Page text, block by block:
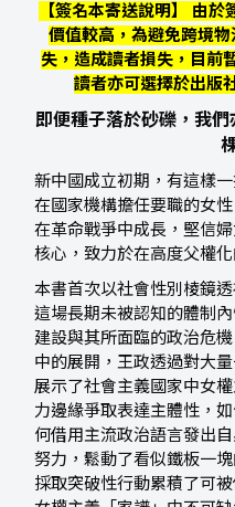
【簽名本寄送說明】 由
價值較高，為避免跨境
失，造成讀者損失，目前
讀者亦可選擇於出版
即便種子落於砂礫，我
新中國成立初期，有這樣
在國家機構擔任要職的女
在革命戰爭中成長，堅信
核心，致力於在高度父權
本書首次以社會性別棱鏡
這場長期未被認知的體制
建設與其所面臨的政治危
中的展開，王政透過對大
展示了社會主義國家中女
力邊緣爭取表達主體性，
何借用主流政治語言發出
努力，鬆動了看似鐵板一
採取突破性行動累積了可